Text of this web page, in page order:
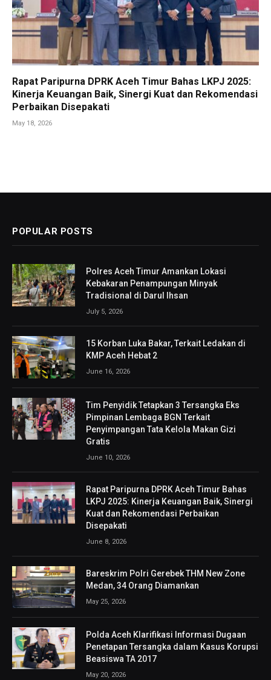
Rapat Paripurna DPRK Aceh Timur Bahas LKPJ 2025:
Kinerja Keuangan Baik, Sinergi Kuat dan Rekomendasi
Perbaikan Disepakati
May 18, 2026
POPULAR POSTS
Polres Aceh Timur Amankan Lokasi
Kebakaran Penampungan Minyak
Tradisional di Darul Ihsan
July 5, 2026
15 Korban Luka Bakar, Terkait Ledakan di
KMP Aceh Hebat 2
June 16, 2026
Tim Penyidik Tetapkan 3 Tersangka Eks
Pimpinan Lembaga BGN Terkait
Penyimpangan Tata Kelola Makan Gizi
Gratis
June 10, 2026
Rapat Paripurna DPRK Aceh Timur Bahas
LKPJ 2025: Kinerja Keuangan Baik, Sinergi
Kuat dan Rekomendasi Perbaikan
Disepakati
June 8, 2026
Bareskrim Polri Gerebek THM New Zone
Medan, 34 Orang Diamankan
May 25, 2026
Polda Aceh Klarifikasi Informasi Dugaan
Penetapan Tersangka dalam Kasus Korupsi
Beasiswa TA 2017
May 20, 2026